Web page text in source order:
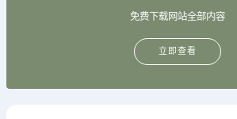
免费下载网站全部内容
立即查看